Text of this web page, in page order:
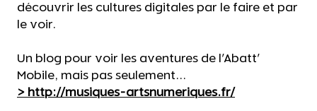
découvrir les cultures digitales par le faire et par
le voir.
Un blog pour voir les aventures de l'Abatt'
Mobile, mais pas seulement...
> http://musiques-artsnumeriques.fr/